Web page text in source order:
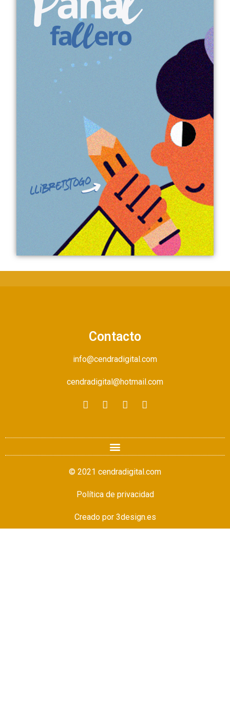
Contacto
info@cendradigital.com
cendradigital@hotmail.com
© 2021 cendradigital.com
Política de privacidad
Creado por 3design.es